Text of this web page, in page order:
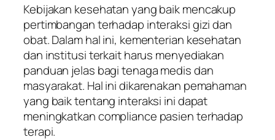
Kebijakan kesehatan yang baik mencakup
pertimbangan terhadap interaksi gizi dan
obat. Dalam hal ini, kementerian kesehatan
dan institusi terkait harus menyediakan
panduan jelas bagi tenaga medis dan
masyarakat. Hal ini dikarenakan pemahaman
yang baik tentang interaksi ini dapat
meningkatkan compliance pasien terhadap
terapi.